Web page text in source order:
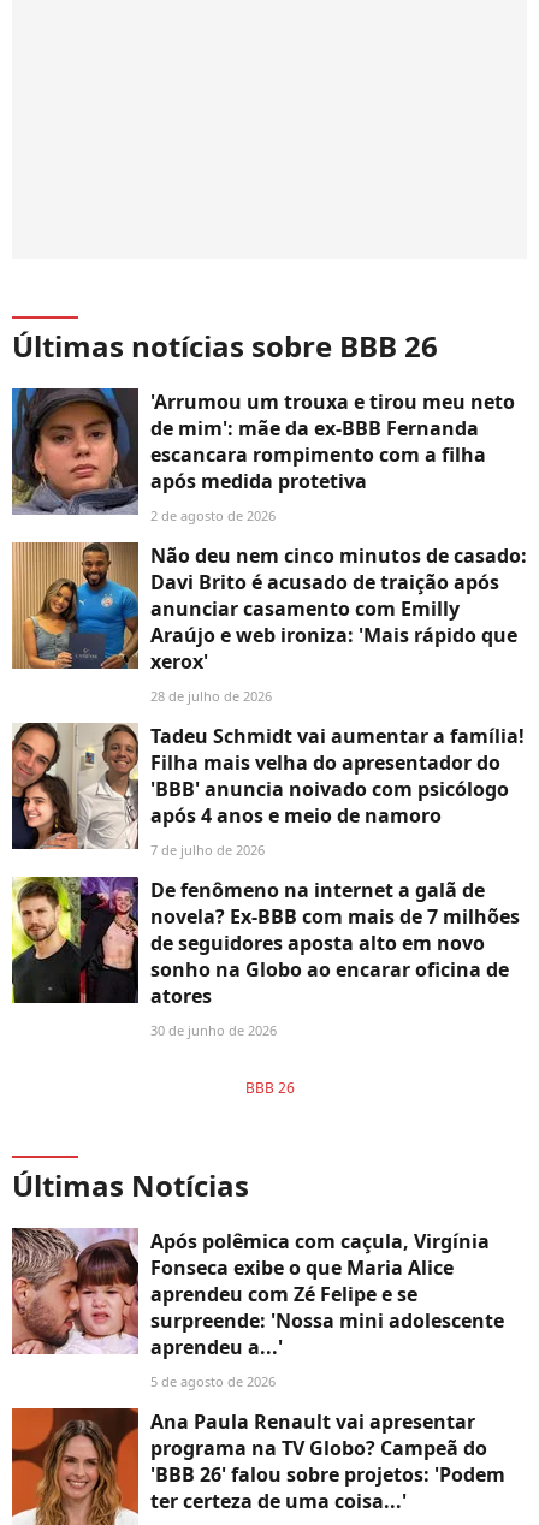
Últimas notícias sobre BBB 26
'Arrumou um trouxa e tirou meu neto
de mim': mãe da ex-BBB Fernanda
escancara rompimento com a filha
após medida protetiva
2 de agosto de 2026
Não deu nem cinco minutos de casado:
Davi Brito é acusado de traição após
anunciar casamento com Emilly
Araújo e web ironiza: 'Mais rápido que
xerox'
28 de julho de 2026
Tadeu Schmidt vai aumentar a família!
Filha mais velha do apresentador do
'BBB' anuncia noivado com psicólogo
após 4 anos e meio de namoro
7 de julho de 2026
De fenômeno na internet a galã de
novela? Ex-BBB com mais de 7 milhões
de seguidores aposta alto em novo
sonho na Globo ao encarar oficina de
atores
30 de junho de 2026
BBB 26
Últimas Notícias
Após polêmica com caçula, Virgínia
Fonseca exibe o que Maria Alice
aprendeu com Zé Felipe e se
surpreende: 'Nossa mini adolescente
aprendeu a...'
5 de agosto de 2026
Ana Paula Renault vai apresentar
programa na TV Globo? Campeã do
'BBB 26' falou sobre projetos: 'Podem
ter certeza de uma coisa...'